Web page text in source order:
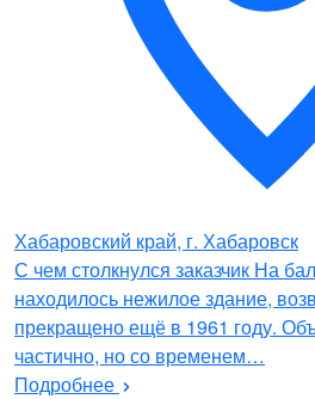
Хабаровский край, г. Хабаровск
С чем столкнулся заказчик На
находилось нежилое здание,
прекращено ещё в 1961 году.
частично, но со временем…
Подробнее